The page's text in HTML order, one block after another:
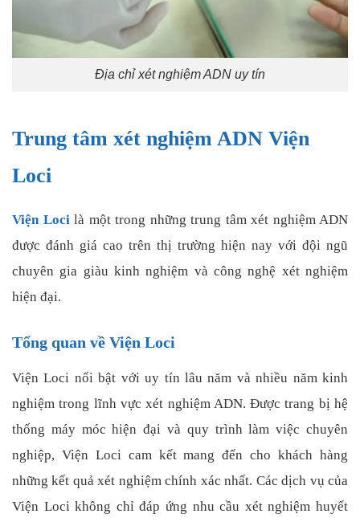
Địa chỉ xét nghiệm ADN uy tín
Trung tâm xét nghiệm ADN Viện
Loci
Viện Locilà một trong những trung tâm xét nghiệm ADN
được đánh giá cao trên thị trường hiện nay với đội ngũ
chuyên gia giàu kinh nghiệm và công nghệ xét nghiệm
hiện đại.
Tổng quan về Viện Loci
Viện Loci nổi bật với uy tín lâu năm và nhiều năm kinh
nghiệm trong lĩnh vực xét nghiệm ADN. Được trang bị hệ
thống máy móc hiện đại và quy trình làm việc chuyên
nghiệp, Viện Loci cam kết mang đến cho khách hàng
những kết quả xét nghiệm chính xác nhất. Các dịch vụ của
Viện Loci không chỉ đáp ứng nhu cầu xét nghiệm huyết